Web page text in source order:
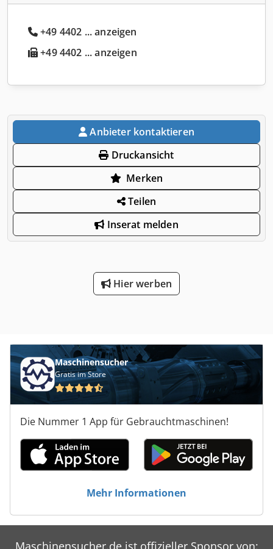
+49 4402 ... anzeigen
+49 4402 ... anzeigen
Anbieter kontaktieren
Druckansicht
Merken
Teilen
Inserat melden
Hier werben
Maschinensucher
Gratis im Store
Die Nummer 1 App für Gebrauchtmaschinen!
Mehr Informationen
Maschinensucher.de ist offizieller Sponsor von: